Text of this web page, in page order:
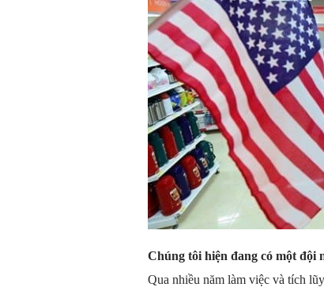
Chúng tôi hiện đang có một đội
Qua nhiều năm làm việc và tích